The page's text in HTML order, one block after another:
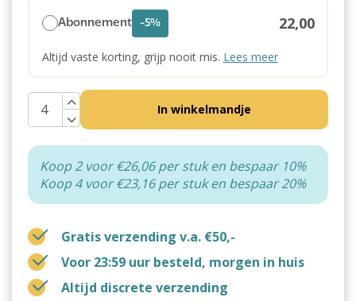
Abonnement -5% 22,00
Altijd vaste korting, grijp nooit mis. Lees meer
In winkelmandje
Koop 2 voor €26,06 per stuk en bespaar 10%
Koop 4 voor €23,16 per stuk en bespaar 20%
Gratis verzending v.a. €50,-
Voor 23:59 uur besteld, morgen in huis
Altijd discrete verzending